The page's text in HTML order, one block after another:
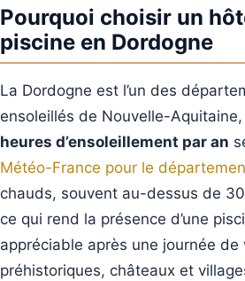
Pourquoi choisir un
piscine en Dordogne
La Dordogne est l’un des
ensoleillés de Nouvelle-
heures d’ensoleillement par an
Météo-France pour le
chauds, souvent au-dessus de
ce qui rend la présence d’une
appréciable après une journée
préhistoriques, châteaux et